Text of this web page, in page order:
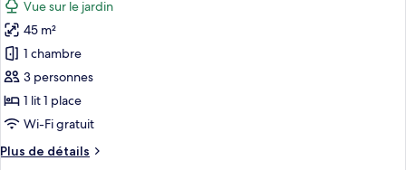
les
photos
pour
ce
type
de
chambre :
Chambre
Vue sur le jardin
45 m²
1 chambre
3 personnes
1 lit 1 place
Wi-Fi gratuit
Plus de détails
Plus